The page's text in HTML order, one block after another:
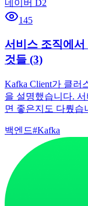
네이버 D2
145
서비스 조직에
것들 (3)
Kafka Client가 클러
을 설명했습니다.
면 좋은지도 다뤘습
백엔드#Kafka